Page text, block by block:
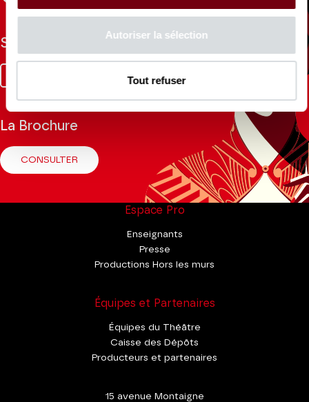
Autoriser la sélection
Tout refuser
Suivez-nous
YoutubeLinkedin
La Brochure
CONSULTER
Espace Pro
Enseignants
Presse
Productions Hors les murs
Équipes et Partenaires
Équipes du Théâtre
Caisse des Dépôts
Producteurs et partenaires
15 avenue Montaigne